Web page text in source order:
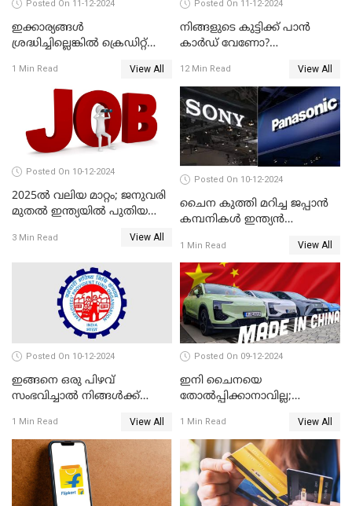
Posted On 11-12-2024
ഇക്കാര്യങ്ങൾ
ശ്രദ്ധിച്ചില്ലെങ്കിൽ ക്രെഡിറ്റ്
1 Min Read View All
Posted On 11-12-2024
നിങ്ങളുടെ കുട്ടിക്ക് പാൻ
കാർഡ് വേണോ?
എങ്ങനെയാണെന്ന് നോക്കാം
12 Min Read View All
Posted On 10-12-2024
2025ൽ വലിയ മാറ്റം; ജനുവരി
മുതൽ ഇന്ത്യയിൽ പുതിയ
3 Min Read View All
Posted On 10-12-2024
ചൈന കുത്തി മറിച്ച ജപ്പാൻ
കമ്പനികൾ ഇന്ത്യൻ
വീണ്ടും മുന്നിൽ
1 Min Read View All
Posted On 10-12-2024
ഇങ്ങനെ ഒരു പിഴവ്
സംഭവിച്ചാൽ നിങ്ങൾക്ക്
1 Min Read View All
Posted On 09-12-2024
ഇനി ചൈനയെ
തോൽപ്പിക്കാനാവില്ല;
അമേരിക്കയേയും ഞെട്ടിച്ച്
ചൈനീസ് കാറുകൾ
1 Min Read View All